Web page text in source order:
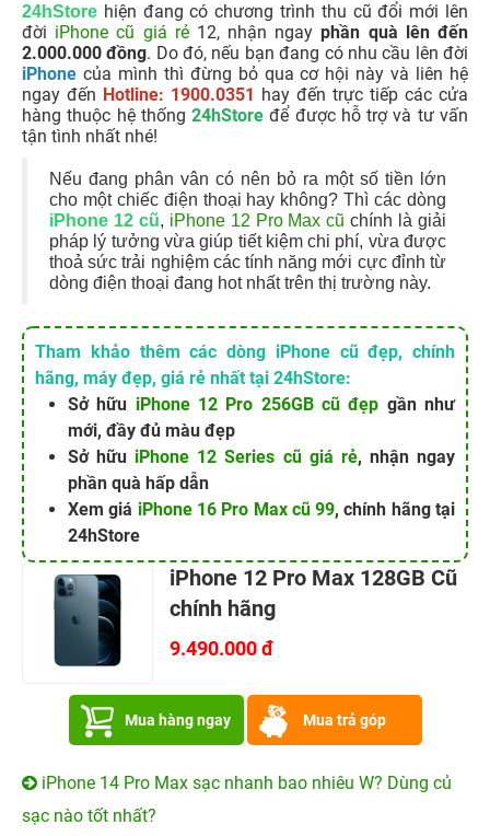
24hStore hiện đang có chương trình thu cũ đổi mới lên
đời iPhone cũ giá rẻ12, nhận ngay phần quà lên đến
2.000.000 đồng. Do đó, nếu bạn đang có nhu cầu lên đời
iPhone của mình thì đừng bỏ qua cơ hội này và liên hệ
ngay đến Hotline: 1900.0351 hay đến trực tiếp các cửa
hàng thuộc hệ thống24hStore để được hỗ trợ và tư vấn
tận tình nhất nhé!
Nếu đang phân vân có nên bỏ ra một số tiền lớn
cho một chiếc điện thoại hay không? Thì các dòng
iPhone 12 cũ, iPhone 12 Pro Max cũ chính là giải
pháp lý tưởng vừa giúp tiết kiệm chi phí, vừa được
thoả sức trải nghiệm các tính năng mới cực đỉnh từ
dòng điện thoại đang hot nhất trên thị trường này.
Tham khảo thêm các dòng iPhone cũ đẹp, chính
hãng, máy đẹp, giá rẻ nhất tại 24hStore:
Sở hữu iPhone 12 Pro 256GB cũ đẹp gần như
mới, đầy đủ màu đẹp
Sở hữu iPhone 12 Series cũ giá rẻ, nhận ngay
phần quà hấp dẫn
Xem giá iPhone 16 Pro Max cũ 99, chính hãng tại
24hStore
iPhone 12 Pro Max 128GB Cũ
chính hãng
9.490.000 đ
Mua hàng ngay Mua trả góp
iPhone 14 Pro Max sạc nhanh bao nhiêu W? Dùng củ
sạc nào tốt nhất?